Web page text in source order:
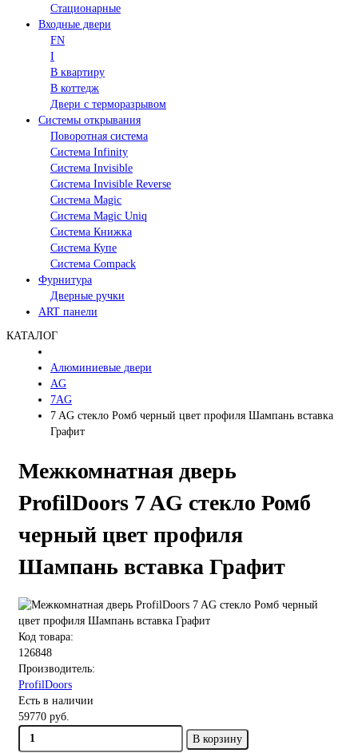
Стационарные
Входные двери
FN
I
В квартиру
В коттедж
Двери с терморазрывом
Системы открывания
Поворотная система
Система Infinity
Система Invisible
Система Invisible Reverse
Система Magic
Система Magic Uniq
Система Книжка
Система Купе
Система Compack
Фурнитура
Дверные ручки
ART панели
КАТАЛОГ
Алюминиевые двери
AG
7AG
7 AG стекло Ромб черный цвет профиля Шампань вставка
Графит
Межкомнатная дверь
ProfilDoors 7 AG стекло Ромб
черный цвет профиля
Шампань вставка Графит
Код товара:
126848
Производитель:
ProfilDoors
Есть в наличии
59770 руб.
В корзину